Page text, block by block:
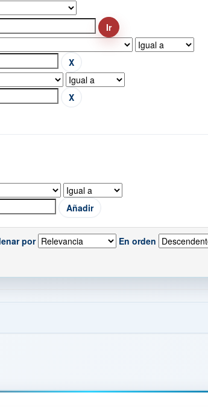
por En orden